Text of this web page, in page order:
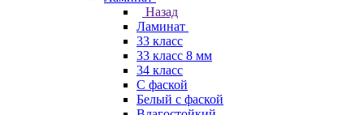
Назад
Ламинат
33 класс
33 класс 8 мм
34 класс
C фаской
Белый с фаской